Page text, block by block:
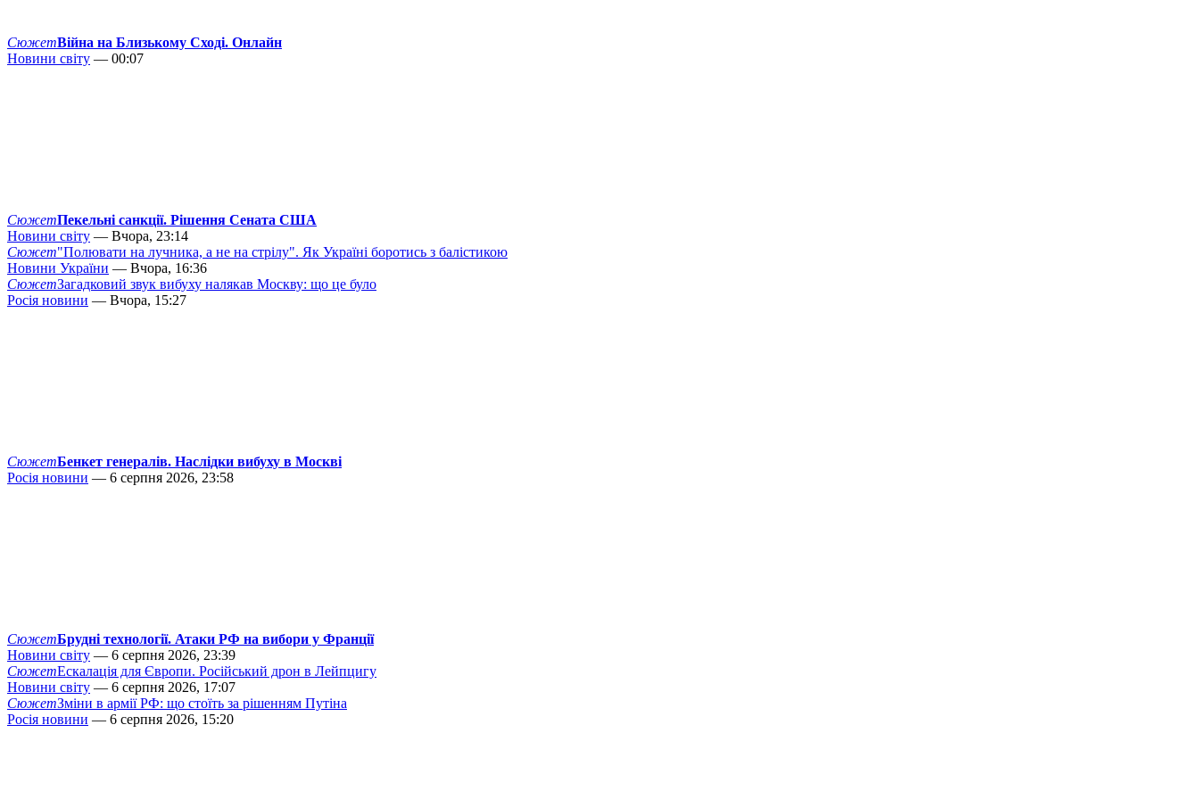
СюжетВійна на Близькому Сході. Онлайн
Новини світу — 00:07
СюжетПекельні санкції. Рішення Сената США
Новини світу — Вчора, 23:14
Сюжет"Полювати на лучника, а не на стрілу". Як Україні боротись з балістикою
Новини України — Вчора, 16:36
СюжетЗагадковий звук вибуху налякав Москву: що це було
Росія новини — Вчора, 15:27
СюжетБенкет генералів. Наслідки вибуху в Москві
Росія новини — 6 серпня 2026, 23:58
СюжетБрудні технології. Атаки РФ на вибори у Франції
Новини світу — 6 серпня 2026, 23:39
СюжетЕскалація для Європи. Російський дрон в Лейпцигу
Новини світу — 6 серпня 2026, 17:07
СюжетЗміни в армії РФ: що стоїть за рішенням Путіна
Росія новини — 6 серпня 2026, 15:20